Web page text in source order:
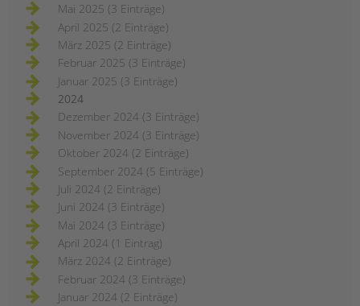
Mai 2025 (3 Einträge)
April 2025 (2 Einträge)
März 2025 (2 Einträge)
Februar 2025 (3 Einträge)
Januar 2025 (3 Einträge)
2024
Dezember 2024 (3 Einträge)
November 2024 (3 Einträge)
Oktober 2024 (2 Einträge)
September 2024 (5 Einträge)
Juli 2024 (2 Einträge)
Juni 2024 (3 Einträge)
Mai 2024 (3 Einträge)
April 2024 (1 Eintrag)
März 2024 (2 Einträge)
Februar 2024 (3 Einträge)
Januar 2024 (2 Einträge)